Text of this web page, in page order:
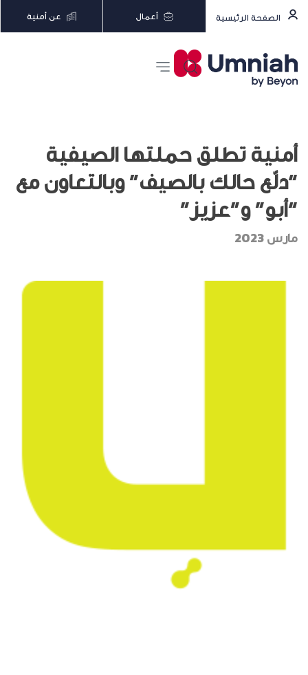
الصفحة الرئيسية أعمال عن أمنية
أمنية تطلق حملتها الصيفية
“دلّع حالك بالصيف” وبالتعاون مع
“أبو” و”عزيز”
مارس 2023